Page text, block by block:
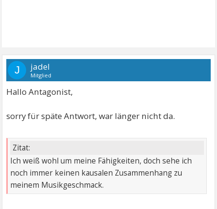
J jadel
Mitglied
Hallo Antagonist,
sorry für späte Antwort, war länger nicht da.
Zitat:
Ich weiß wohl um meine Fähigkeiten, doch sehe ich
noch immer keinen kausalen Zusammenhang zu
meinem Musikgeschmack.